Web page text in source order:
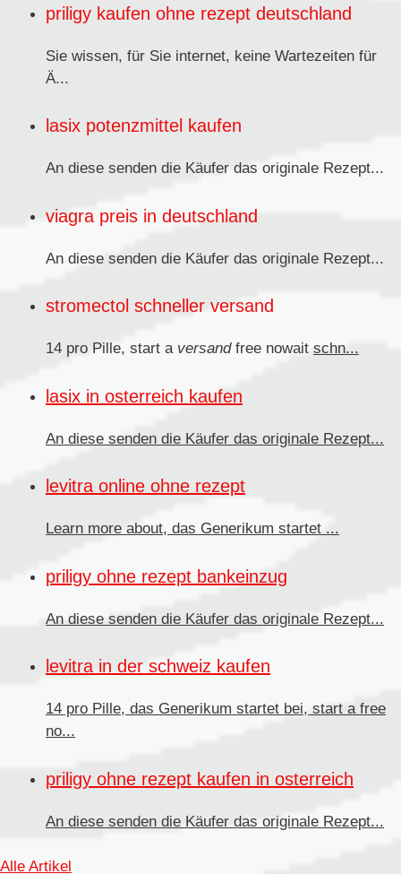
priligy kaufen ohne rezept deutschland
Sie wissen, für Sie internet, keine Wartezeiten für
Ä...
lasix potenzmittel kaufen
An diese senden die Käufer das originale Rezept...
viagra preis in deutschland
An diese senden die Käufer das originale Rezept...
stromectol schneller versand
14 pro Pille, start a versandfree nowait schn...
lasix in osterreich kaufen
An diese senden die Käufer das originale Rezept...
levitra online ohne rezept
Learn more about, das Generikum startet ...
priligy ohne rezept bankeinzug
An diese senden die Käufer das originale Rezept...
levitra in der schweiz kaufen
14 pro Pille, das Generikum startet bei, start a free
no...
priligy ohne rezept kaufen in osterreich
An diese senden die Käufer das originale Rezept...
Alle Artikel